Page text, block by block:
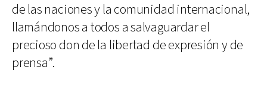
de las naciones y la comunidad internacional,
llamándonos a todos a salvaguardar el
precioso don de la libertad de expresión y de
prensa”.